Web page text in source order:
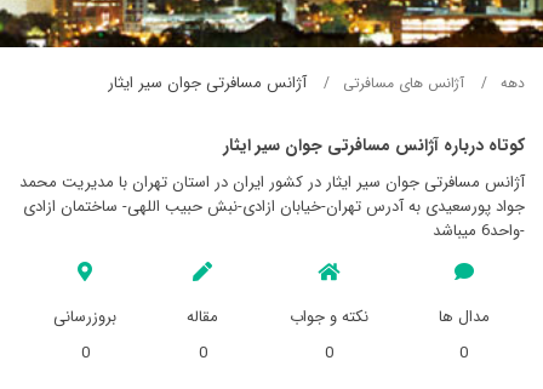
دهه آژانس های مسافرتی آژانس مسافرتی جوان سير ايثار
کوتاه درباره آژانس مسافرتی جوان سير ايثار
آژانس مسافرتی جوان سير ايثار در کشور ایران در استان تهران با مدیریت محمد
جواد پورسعیدی به آدرس تهران-خیابان ازادی-نبش حبیب اللهی- ساختمان ازادی
-واحد6 میباشد
مدال ها
0
نکته و جواب
0
مقاله
0
بروزرسانی
0